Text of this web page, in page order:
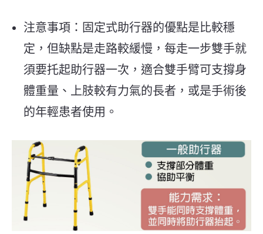
注意事項：固定式助行器的優點是比較穩
定，但缺點是走路較緩慢，每走一步雙手就
須要托起助行器一次，適合雙手臂可支撐身
體重量、上肢較有力氣的長者，或是手術後
的年輕患者使用。